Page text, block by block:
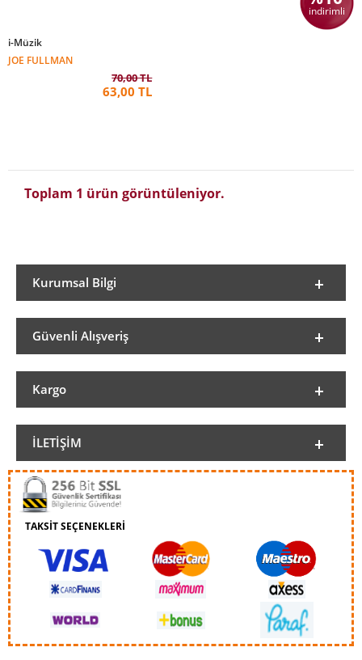
indirimli
i-Müzik
JOE FULLMAN
70,00 TL
63,00 TL
Toplam 1 ürün görüntüleniyor.
Kurumsal Bilgi
Güvenli Alışveriş
Kargo
İLETIŞIM
TAKSİT SEÇENEKLERİ